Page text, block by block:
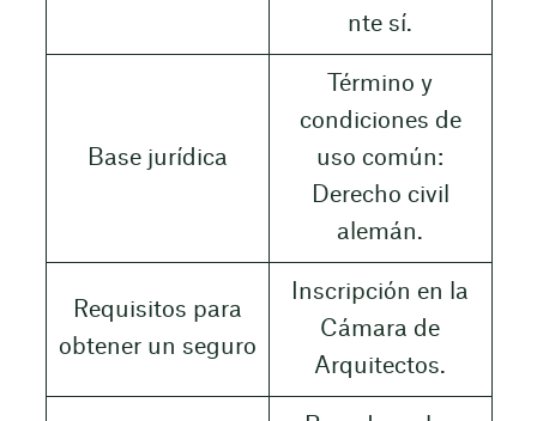
nte sí.
Base jurídica
Término y
condiciones de
uso común:
Derecho civil
alemán.
Requisitos para
obtener un seguro
Inscripción en la
Cámara de
Arquitectos.